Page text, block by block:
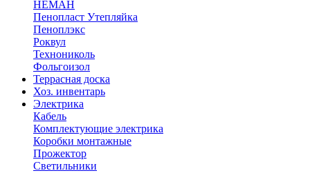
НЕМАН
Пенопласт Утепляйка
Пеноплэкс
Роквул
Технониколь
Фольгоизол
Террасная доска
Хоз. инвентарь
Электрика
Кабель
Комплектующие электрика
Коробки монтажные
Прожектор
Светильники